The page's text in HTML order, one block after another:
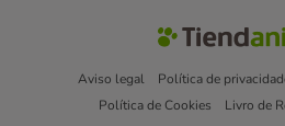
Aviso legal Política de
Política de Cookies
Livro de